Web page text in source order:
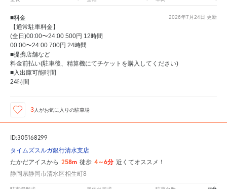
2026年7月24日 更新
■料金
【通常駐車料金】
(全日)00:00〜24:00 500円 12時間
00:00〜24:00 700円 24時間
■提携店舗など
料金前払い(駐車後、精算機にてチケットを購入してください)
■入出庫可能時間
24時間
3人がお気に入りの駐車場
ID:305168299
タイムズスルガ銀行清水支店
たかだアイスから 258m 徒歩 4～6分 近くてオススメ！
静岡県静岡市清水区相生町8